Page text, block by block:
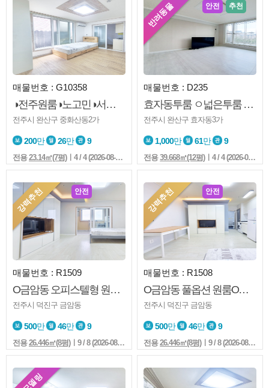
매물번호 : G10358
◑전주원룸◑노고민◑서향◑베스트원룸◑한들초◑엘베◑층간소음없음
전주시 완산구 중화산동2가
200만 26만 9
전용23.14㎡(7평)ㅣ4 / 4 (2026-08-06 08:56:4)
반려동물 안전 추천
매물번호 : D235
효자동투룸 ㅇ넓은투룸 ㅇ반려동물 ㅇ남향 ㅇ풀옵션 ㅇ즉시입주
전주시 완산구 효자동3가
1,000만 61만 9
전용39.668㎡(12평)ㅣ4 / 4 (2026-08-05 18:01:5)
강력추천 안전
매물번호 : R1509
O금암동 오피스텔형 원룸O풀옵션O엘베O즉시입주가능O
전주시 덕진구 금암동
500만 46만 9
전용26.446㎡(8평)ㅣ9 / 8 (2026-08-05 18:00:5)
강력추천 안전
매물번호 : R1508
O금암동 풀옵션 원룸O오피스텔형O엘베O즉시입주O
전주시 덕진구 금암동
500만 46만 9
전용26.446㎡(8평)ㅣ9 / 8 (2026-08-05 17:53:5)